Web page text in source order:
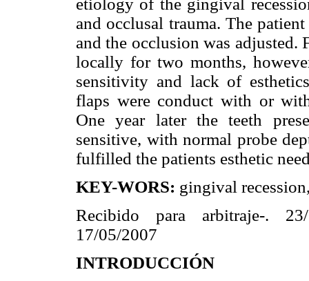
etiology of the gingival
and occlusal trauma. The
and the occlusion was adjusted.
locally for two months,
sensitivity and lack of
flaps were conduct with or
One year later the teeth
sensitive, with normal probe
fulfilled the patients esthetic
KEY-WORS: gingival
Recibido para arbitraje-.
17/05/2007
INTRODUCCIÓN